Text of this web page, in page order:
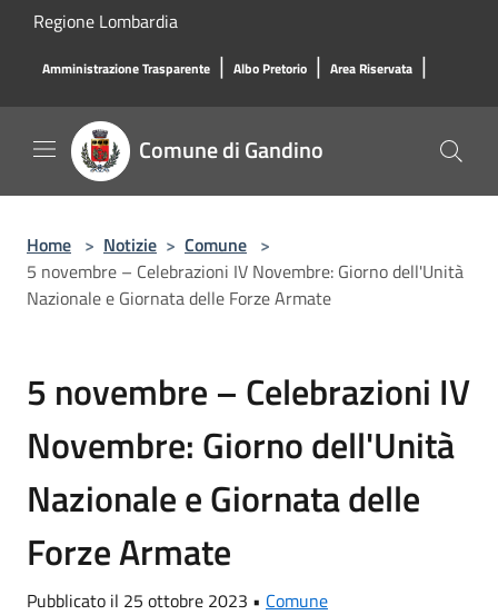
Salta al contenuto principale
Regione Lombardia
Amministrazione Trasparente | Albo Pretorio | Area Riservata |
Comune di Gandino
Home > Notizie > Comune >
5 novembre – Celebrazioni IV Novembre: Giorno dell'Unità
Nazionale e Giornata delle Forze Armate
5 novembre – Celebrazioni IV
Novembre: Giorno dell'Unità
Nazionale e Giornata delle
Forze Armate
Pubblicato il 25 ottobre 2023 • Comune